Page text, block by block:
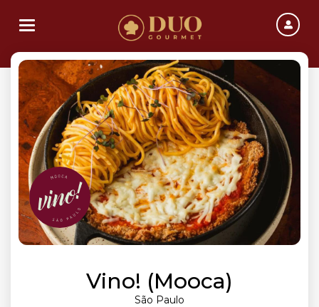
Toggle navigation
Vino! (Mooca)
São Paulo